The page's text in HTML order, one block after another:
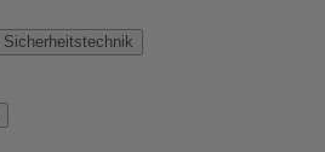
Sicherheitstechnik